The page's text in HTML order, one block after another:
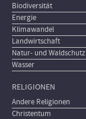
Biodiversität
Energie
Klimawandel
Landwirtschaft
Natur- und Waldschutz
Wasser
RELIGIONEN
Andere Religionen
Christentum